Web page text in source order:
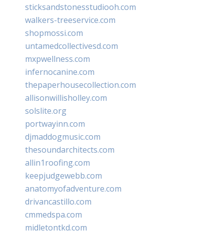
sticksandstonesstudiooh.com
walkers-treeservice.com
shopmossi.com
untamedcollectivesd.com
mxpwellness.com
infernocanine.com
thepaperhousecollection.com
allisonwillisholley.com
solslite.org
portwayinn.com
djmaddogmusic.com
thesoundarchitects.com
allin1roofing.com
keepjudgewebb.com
anatomyofadventure.com
drivancastillo.com
cmmedspa.com
midletontkd.com